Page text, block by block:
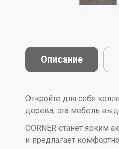
Описание
Откройте для себя
дерева, эта мебель
CORNER станет ярким
и предлагает